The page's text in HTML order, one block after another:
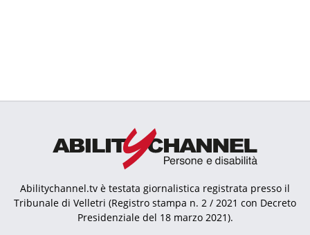
Abilitychannel.tv è testata giornalistica registrata presso il
Tribunale di Velletri (Registro stampa n. 2 / 2021 con Decreto
Presidenziale del 18 marzo 2021).